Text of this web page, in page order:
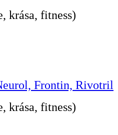
krása, fitness)
Frontin, Rivotril
krása, fitness)